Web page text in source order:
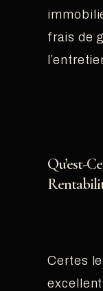
frais de
Qu’est-
Certes